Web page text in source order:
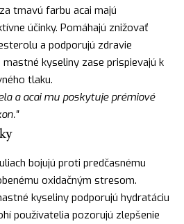
tmavú farbu acai majú
účinky. Pomáhajú znižovať
a podporujú zdravie
kyseliny zase prispievajú k
tlaku.
a acai mu poskytuje prémiové
bojujú proti predčasnému
oxidačným stresom.
kyseliny podporujú hydratáciu
používatelia pozorujú zlepšenie